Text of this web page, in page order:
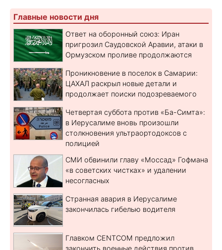
Главные новости дня
Ответ на оборонный союз: Иран
пригрозил Саудовской Аравии, атаки в
Ормузском проливе продолжаются
Проникновение в поселок в Самарии:
ЦАХАЛ раскрыл новые детали и
продолжает поиски подозреваемого
Четвертая суббота против «Ба-Симта»:
в Иерусалиме вновь произошли
столкновения ультраортодоксов с
полицией
СМИ обвинили главу «Моссад» Гофмана
«в советских чистках» и удалении
несогласных
Странная авария в Иерусалиме
закончилась гибелью водителя
Главком CENTCOM предложил
закончить военные действия против